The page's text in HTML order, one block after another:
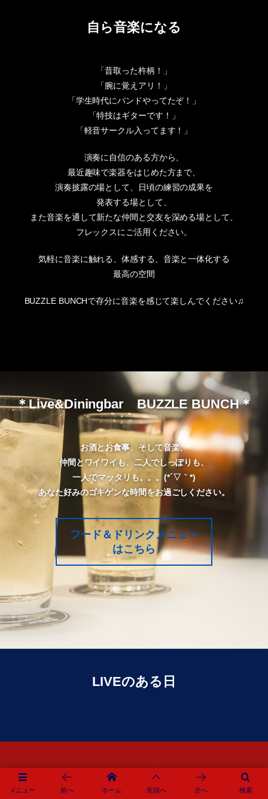
自ら音楽になる
「昔取った杵柄！」
「腕に覚えアリ！」
「学生時代にバンドやってたぞ！」
「特技はギターです！」
「軽音サークル入ってます！」
演奏に自信のある方から、
最近趣味で楽器をはじめた方まで、
演奏披露の場として、日頃の練習の成果を
発表する場として、
また音楽を通して新たな仲間と交友を深める場として、
フレックスにご活用ください。
気軽に音楽に触れる、体感する、音楽と一体化する
最高の空間
BUZZLE BUNCHで存分に音楽を感じて楽しんでください♫
＊Live&Diningbar BUZZLE BUNCH＊
お酒とお食事、そして音楽、
仲間とワイワイも、二人でしっぽりも、
一人でマッタリも。。。(*´▽｀*)
あなた好みのゴキゲンな時間をお過ごしください。
フード＆ドリンクメニュー
はこちら
LIVEのある日
アイドリングタイム
メニュー 検索
前へ ホーム 先頭へ 次へ